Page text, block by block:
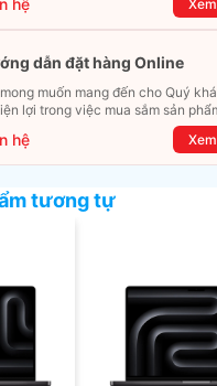
khám phá ngay ưu đãi siêu khủng
hệ
dẫn đặt hàng Online
muốn mang đến cho Quý
lợi trong việc mua sắm sản
từ xa. Trong bài viết này, T&T
dẫn chi tiết cách mua hàng trực
kênh online Website, Zalo,
và nhanh chóng nhất. Cùng
hệ
tương tự